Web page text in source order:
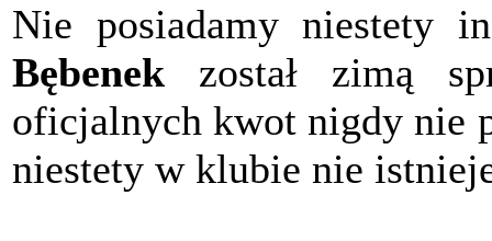
Nie posiadamy niestety
Bębenek został zimą
oficjalnych kwot nigdy nie
niestety w klubie nie